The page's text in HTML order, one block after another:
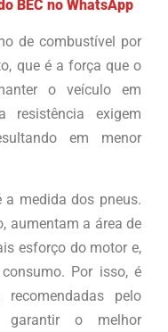
BEC no WhatsApp
de combustível por
que é a força que o
o veículo em
resistência exigem
em menor
medida dos pneus.
aumentam a área de
esforço do motor e,
Por isso, é
pelo
garantir o melhor